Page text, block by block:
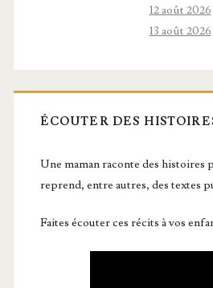
12 août 2026
13 août 2026
ÉCOUTER DES
Une maman raconte des histoires
reprend, entre autres, des textes
Faites écouter ces récits à vos